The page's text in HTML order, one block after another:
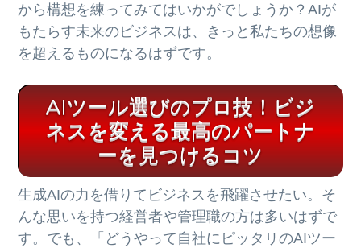
から構想を練ってみてはいかがでしょうか？AIが
もたらす未来のビジネスは、きっと私たちの想像
を超えるものになるはずです。
AIツール選びのプロ技！ビジ
ネスを変える最高のパートナ
ーを見つけるコツ
生成AIの力を借りてビジネスを飛躍させたい。そ
んな思いを持つ経営者や管理職の方は多いはずで
す。でも、「どうやって自社にピッタリのAIツー